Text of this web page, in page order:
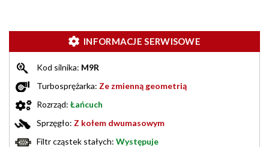
INFORMACJE SERWISOWE
Kod silnika: M9R
Turbosprężarka: Ze zmienną geometrią
Rozrząd: Łańcuch
Sprzęgło: Z kołem dwumasowym
Filtr cząstek stałych: Występuje